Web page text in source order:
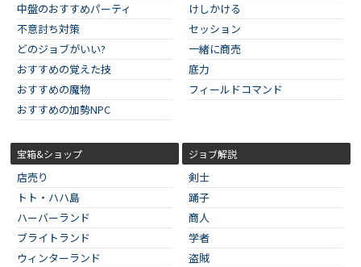
中盤のおすすめパーティ
不意討ち対策
どのジョブがいい?
おすすめの覚えた技
おすすめの魔物
おすすめの加勢NPC
けしかける
セッション
一緒に商売
底力
フィールドコマンド
宝箱&ショップ
店売り
トト・ハハ島
ハーバーランド
ブライトランド
ウィンターランド
ジョブ解説
剣士
踊子
商人
学者
盗賊